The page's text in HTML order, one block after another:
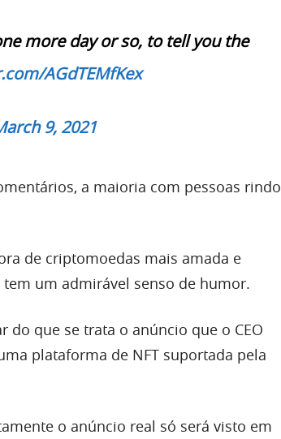
more day or so, to tell you the
AGdTEMfKex
9, 2021
a maioria com pessoas rindo
de criptomoedas mais amada e
um admirável senso de humor.
que se trata o anúncio que o CEO
plataforma de NFT suportada pela
o anúncio real só será visto em